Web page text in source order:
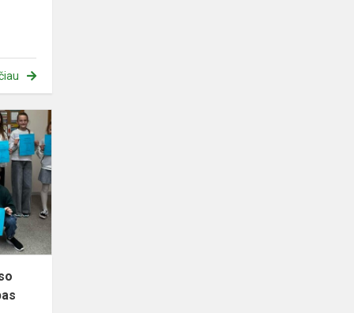
Meninio
skaitymo
konkurso
„Ant
žodžio
sparnų“
I
etapas